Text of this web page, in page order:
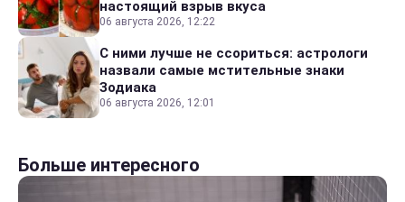
настоящий взрыв вкуса
06 августа 2026, 12:22
С ними лучше не ссориться: астрологи
назвали самые мстительные знаки
Зодиака
06 августа 2026, 12:01
Больше интересного